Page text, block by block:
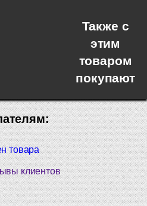
Также с
этим
товаром
покупают
товара
клиентов